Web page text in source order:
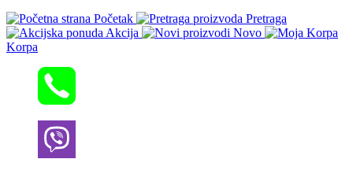
Početak
Pretraga
Akcija
Novo
Korpa